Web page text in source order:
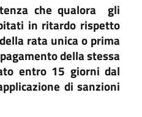
che qualora
gli
in ritardo rispetto
rata unica o prima
della stessa
entro 15 giorni dal
di sanzioni